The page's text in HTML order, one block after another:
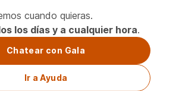
cuando quieras.
los días y a cualquier hora.
Chatear con Gala
Ir a Ayuda